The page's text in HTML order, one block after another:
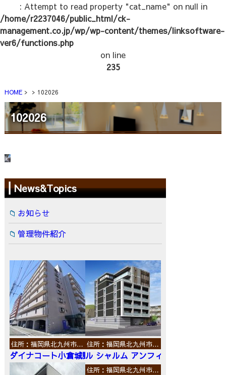
: Attempt to read property "cat_name" on null in
/home/r2237046/public_html/ck-
management.co.jp/wp/wp-content/themes/linksoftware-
ver6/functions.php
on line
235
HOME 102026
102026
News&Topics
お知らせ
管理物件紹介
住所：福岡県北九州市…
ダイナコート小倉城野
住所：福岡県北九州市…
ル シャルム アンフィニ
住所：福岡県北九州市…